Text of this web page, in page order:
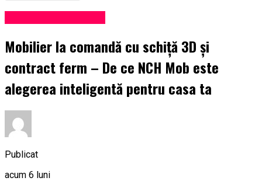
Mobilier la comandă cu schiță 3D și
contract ferm – De ce NCH Mob este
alegerea inteligentă pentru casa ta
Publicat
acum 6 luni